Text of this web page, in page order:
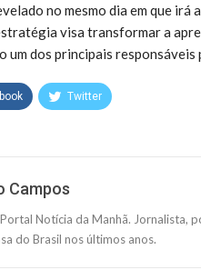
no mesmo dia em que irá
visa transformar a
dos principais responsáveis
Twitter
Campos
Notícia da Manhã. Jornalista,
do Brasil nos últimos anos.